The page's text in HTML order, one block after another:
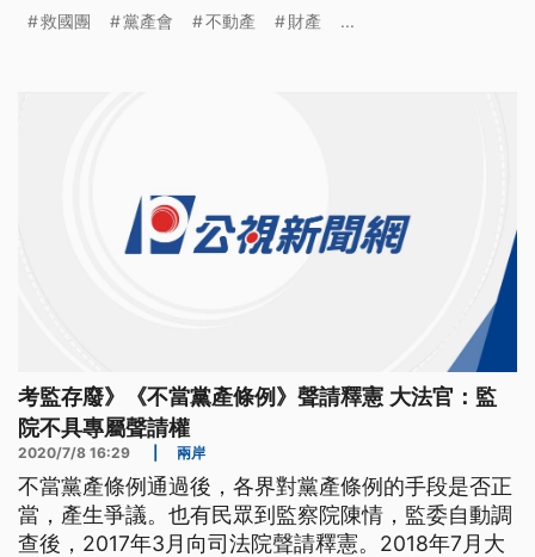
有，否則將送強制執行。但救國團也喊冤，將會向法
救國團 黨產會 不動產 財產 ...
考監存廢》《不當黨產條例》聲請釋憲 大法官：監
院不具專屬聲請權
2020/7/8 16:29 兩岸
不當黨產條例通過後，各界對黨產條例的手段是否正
當，產生爭議。也有民眾到監察院陳情，監委自動調
查後，2017年3月向司法院聲請釋憲。2018年7月大